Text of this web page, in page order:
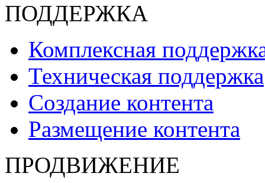
ПОДДЕРЖКА
Комплексная
Техническая поддержка
Создание контента
Размещение контента
ПРОДВИЖЕНИЕ